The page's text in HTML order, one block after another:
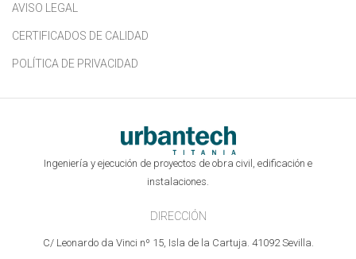
AVISO LEGAL
CERTIFICADOS DE CALIDAD
POLÍTICA DE PRIVACIDAD
Ingeniería y ejecución de proyectos de obra civil, edificación e
instalaciones.
DIRECCIÓN
C/ Leonardo da Vinci nº 15, Isla de la Cartuja. 41092 Sevilla.